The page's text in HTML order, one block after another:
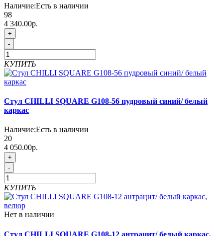
Наличие:Есть в наличии
98
4 340.00р.
+
-
КУПИТЬ
Стул CHILLI SQUARE G108-56 пудровый синий/ белый
каркас
Наличие:Есть в наличии
20
4 050.00р.
+
-
КУПИТЬ
Нет в наличии
Стул CHILLI SQUARE G108-12 антрацит/ белый каркас,